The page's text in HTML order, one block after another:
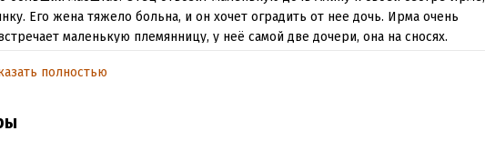
Его жена тяжело больна, и он хочет оградить от нее дочь. Ирма очень
маленькую племянницу, у неё самой две дочери, она на сносях.
с детьми мы смотрим на этот мир по-другому. Один день вдруг
полностью